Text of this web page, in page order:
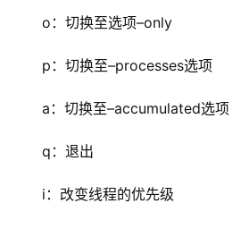
o：切换至选项–only
p：切换至–processes选项
a：切换至–accumulated选项
q：退出
i：改变线程的优先级